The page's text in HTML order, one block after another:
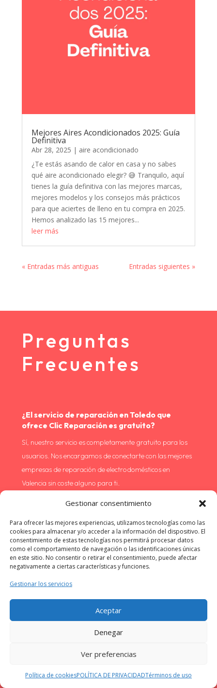
Gestionar consentimiento
Para ofrecer las mejores experiencias, utilizamos tecnologías como las
cookies para almacenar y/o acceder a la información del dispositivo. El
consentimiento de estas tecnologías nos permitirá procesar datos
como el comportamiento de navegación o las identificaciones únicas
en este sitio. No consentir o retirar el consentimiento, puede afectar
negativamente a ciertas características y funciones.
Gestionar los servicios
Aceptar
Denegar
Ver preferencias
Política de cookiesPOLÍTICA DE PRIVACIDADTérminos de uso
Mejores Aires Acondicionados 2025: Guía
Definitiva
Abr 28, 2025 | aire acondicionado
¿Te estás asando de calor en casa y no sabes
qué aire acondicionado elegir? 😅 Tranquilo, aquí
tienes la guía definitiva con las mejores marcas,
mejores modelos y los consejos más prácticos
para que aciertes de lleno en tu compra en 2025.
Hemos analizado las 15 mejores...
leer más
« Entradas más antiguas Entradas siguientes »
Preguntas
Frecuentes
¿El servicio de reparación en Toledo que
ofrece Clic Reparación es gratuito?
Sí, nuestro servicio es completamente gratuito para los
usuarios. Nos encargamos de conectarte con las mejores
empresas de reparación de electrodomésticos en
Valencia sin coste alguno para ti.
la empresa de reparaciones en Toledo?
No, las empresas de nuestra red en Alicante ofrecen
precios competitivos y, en muchos casos, tarifas
exclusivas para nuestros clientes. Además, te beneficias
¿Quién responde en caso de problemas con la
reparación de mi electrodoméstico?
ponerte en contacto tanto con la empresa que realizó el
servicio como con nuestro equipo de atención al cliente.